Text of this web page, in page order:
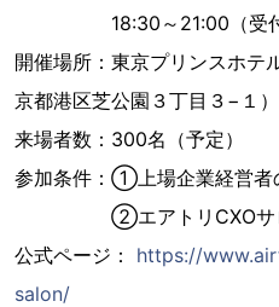
18:30～21:00（受付開
開催場所：東京プリンスホ
京都港区芝公園３丁目３−１）
来場者数：300名（予定）
参加条件：①上場企業経営者
➁エアトリCXOサロ
公式ページ： https://
salon/